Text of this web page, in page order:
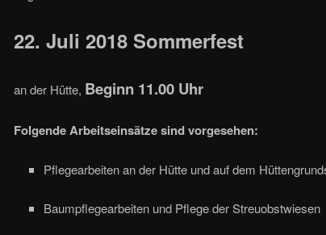
22. Juli 2018 Sommerfest
an der Hütte, Beginn 11.00 Uhr
Folgende Arbeitseinsätze sind vorgesehen:
Pflegearbeiten an der Hütte und auf dem
Baumpflegearbeiten und Pflege der Streuobstwiesen